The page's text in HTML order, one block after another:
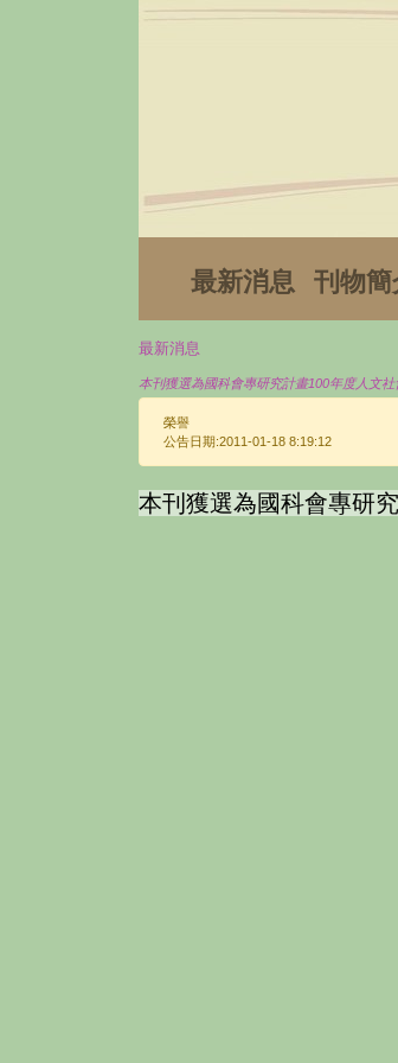
最新消息 刊物簡
最新消息
本刊獲選為國科會專研究計畫100年度人文社
榮譽
公告日期:2011-01-18 8:19:12
本刊獲選為國科會專研